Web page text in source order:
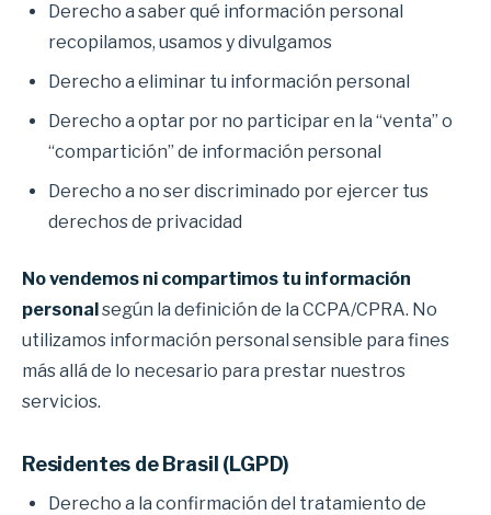
Derecho a saber qué información personal
recopilamos, usamos y divulgamos
Derecho a eliminar tu información personal
Derecho a optar por no participar en la “venta” o
“compartición” de información personal
Derecho a no ser discriminado por ejercer tus
derechos de privacidad
No vendemos ni compartimos tu información
personalsegún la definición de la CCPA/CPRA. No
utilizamos información personal sensible para fines
más allá de lo necesario para prestar nuestros
servicios.
Residentes de Brasil (LGPD)
Derecho a la confirmación del tratamiento de